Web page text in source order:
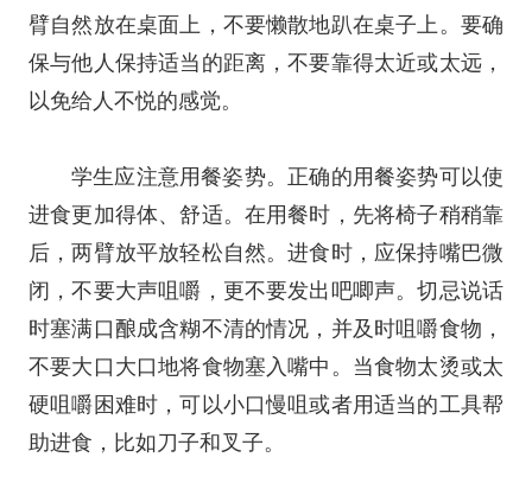
臂自然放在桌面上，不要懒散地趴在桌子上。要确
保与他人保持适当的距离，不要靠得太近或太远，
以免给人不悦的感觉。
学生应注意用餐姿势。正确的用餐姿势可以使
进食更加得体、舒适。在用餐时，先将椅子稍稍靠
后，两臂放平放轻松自然。进食时，应保持嘴巴微
闭，不要大声咀嚼，更不要发出吧唧声。切忌说话
时塞满口酿成含糊不清的情况，并及时咀嚼食物，
不要大口大口地将食物塞入嘴中。当食物太烫或太
硬咀嚼困难时，可以小口慢咀或者用适当的工具帮
助进食，比如刀子和叉子。